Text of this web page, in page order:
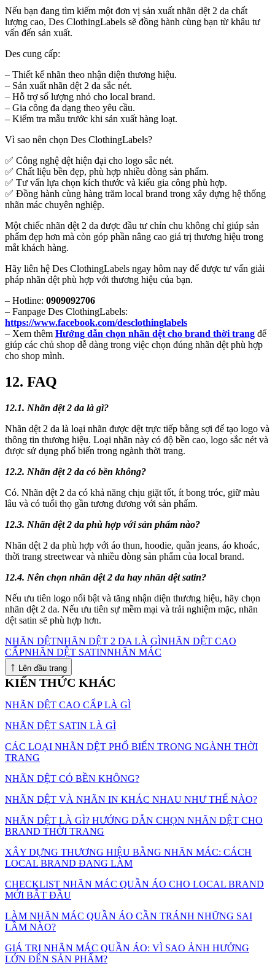
Nếu bạn đang tìm kiếm một đơn vị sản xuất nhãn dệt 2 da chất
lượng cao, Des ClothingLabels sẽ đồng hành cùng bạn từ khâu tư
vấn đến sản xuất.
Des cung cấp:
– Thiết kế nhãn theo nhận diện thương hiệu.
– Sản xuất nhãn dệt 2 da sắc nét.
– Hỗ trợ số lượng nhỏ cho local brand.
– Gia công đa dạng theo yêu cầu.
– Kiểm tra mẫu trước khi sản xuất hàng loạt.
Vì sao nên chọn Des ClothingLabels?
✅ Công nghệ dệt hiện đại cho logo sắc nét.
✅ Chất liệu bền đẹp, phù hợp nhiều dòng sản phẩm.
✅ Tư vấn lựa chọn kích thước và kiểu gia công phù hợp.
✅ Đồng hành cùng hàng trăm local brand trong xây dựng hệ thống
nhãn mác chuyên nghiệp.
Một chiếc nhãn dệt 2 da được đầu tư chỉn chu không chỉ giúp sản
phẩm đẹp hơn mà còn góp phần nâng cao giá trị thương hiệu trong
mắt khách hàng.
Hãy liên hệ Des ClothingLabels ngay hôm nay để được tư vấn giải
pháp nhãn dệt phù hợp với thương hiệu của bạn.
– Hotline: 0909092706
– Fanpage Des ClothingLabels:
https://www.facebook.com/desclothinglabels
– Xem thêm Hướng dẫn chọn nhãn dệt cho brand thời trang để
giúp các chủ shop dễ dàng trong việc chọn đúng nhãn dệt phù hợp
cho shop mình.
12. FAQ
12.1. Nhãn dệt 2 da là gì?
Nhãn dệt 2 da là loại nhãn được dệt trực tiếp bằng sợi để tạo logo và
thông tin thương hiệu. Loại nhãn này có độ bền cao, logo sắc nét và
được sử dụng phổ biến trong ngành thời trang.
12.2. Nhãn dệt 2 da có bền không?
Có. Nhãn dệt 2 da có khả năng chịu giặt tốt, ít bong tróc, giữ màu
lâu và có tuổi thọ gần tương đương với sản phẩm.
12.3. Nhãn dệt 2 da phù hợp với sản phẩm nào?
Nhãn dệt 2 da phù hợp với áo thun, hoodie, quần jeans, áo khoác,
thời trang streetwear và nhiều dòng sản phẩm của local brand.
12.4. Nên chọn nhãn dệt 2 da hay nhãn dệt satin?
Nếu ưu tiên logo nổi bật và tăng nhận diện thương hiệu, hãy chọn
nhãn dệt 2 da. Nếu ưu tiên sự mềm mại và trải nghiệm mặc, nhãn
dệt satin sẽ phù hợp hơn.
NHÃN DỆTNHÃN DỆT 2 DA LÀ GÌNHÃN DỆT CAO
CẤPNHÃN DỆT SATINNHÃN MÁC
↑ Lên đầu trang
KIẾN THỨC KHÁC
NHÃN DỆT CAO CẤP LÀ GÌ
NHÃN DỆT SATIN LÀ GÌ
CÁC LOẠI NHÃN DỆT PHỔ BIẾN TRONG NGÀNH THỜI
TRANG
NHÃN DỆT CÓ BỀN KHÔNG?
NHÃN DỆT VÀ NHÃN IN KHÁC NHAU NHƯ THẾ NÀO?
NHÃN DỆT LÀ GÌ? HƯỚNG DẪN CHỌN NHÃN DỆT CHO
BRAND THỜI TRANG
XÂY DỰNG THƯƠNG HIỆU BẰNG NHÃN MÁC: CÁCH
LOCAL BRAND ĐANG LÀM
CHECKLIST NHÃN MÁC QUẦN ÁO CHO LOCAL BRAND
MỚI BẮT ĐẦU
LÀM NHÃN MÁC QUẦN ÁO CẦN TRÁNH NHỮNG SAI
LẦM NÀO?
GIÁ TRỊ NHÃN MÁC QUẦN ÁO: VÌ SAO ẢNH HƯỞNG
LỚN ĐẾN SẢN PHẨM?